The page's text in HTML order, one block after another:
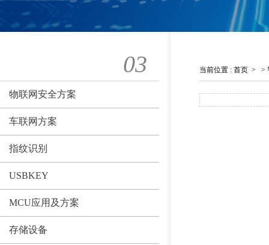
03
物联网安全方案
车联网方案
指纹识别
USBKEY
MCU应用及方案
存储设备
当前位置 : 首页 > >